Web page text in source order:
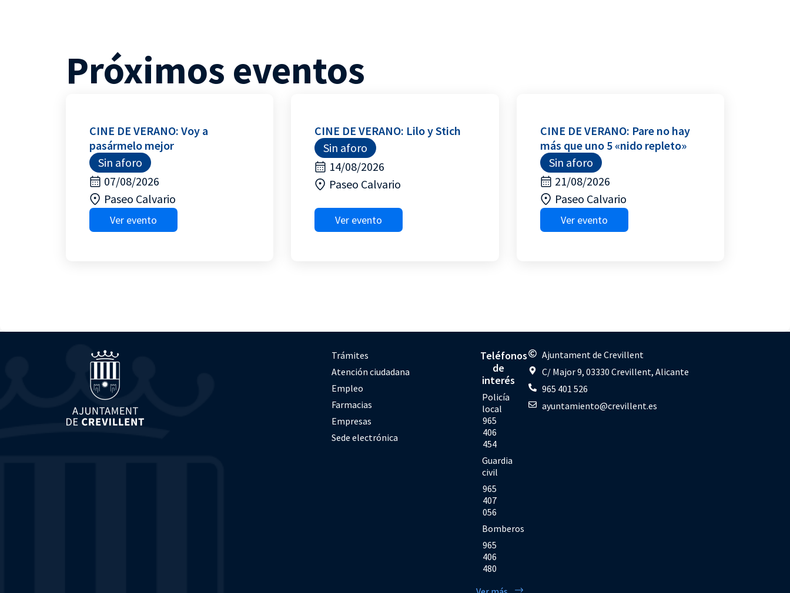
Próximos eventos
CINE DE VERANO: Voy a
pasármelo mejor
Sin aforo
07/08/2026
Paseo Calvario
Ver evento
CINE DE VERANO: Lilo y Stich
Sin aforo
14/08/2026
Paseo Calvario
Ver evento
CINE DE VERANO: Pare no hay
más que uno 5 «nido repleto»
Sin aforo
21/08/2026
Paseo Calvario
Ver evento
Trámites
Atención ciudadana
Empleo
Farmacias
Empresas
Sede electrónica
Teléfonos
de
interés
Policía
local
965
406
454
Guardia
civil
965
407
056
Bomberos
965
406
480
Ajuntament de Crevillent
C/ Major 9, 03330 Crevillent, Alicante
965 401 526
ayuntamiento@crevillent.es